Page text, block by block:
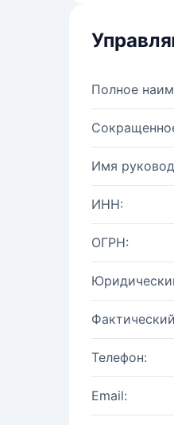
Полное
Имя
ИНН:
ОГРН:
Телефон:
Email: